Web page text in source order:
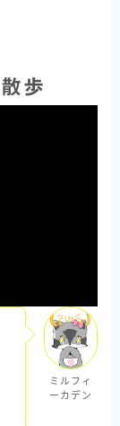
歩
ミルフィ
ーカデン